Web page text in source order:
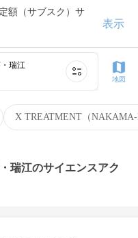
額（サブスク）サ
表示
X TREATMENT（
瑞江
地図
瑞江のサイエンスアク